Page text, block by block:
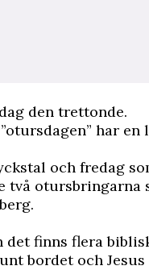
den trettonde.
har
och fredag
två otursbringarna
.
finns flera
bordet och Jesus